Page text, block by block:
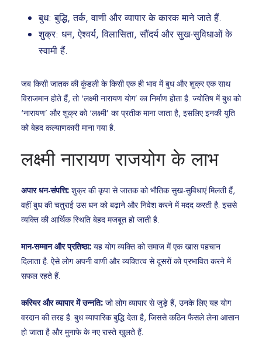
बुध: बुद्धि, तर्क, वाणी और व्यापार के कारक माने जाते हैं.
शुक्र: धन, ऐश्वर्य, विलासिता, सौंदर्य और सुख-सुविधाओं के
स्वामी हैं.
जब किसी जातक की कुंडली के किसी एक ही भाव में बुध और शुक्र एक साथ
विराजमान होते हैं, तो ‘लक्ष्मी नारायण योग’ का निर्माण होता है. ज्योतिष में बुध को
‘नारायण’ और शुक्र को ‘लक्ष्मी’ का प्रतीक माना जाता है, इसलिए इनकी युति
को बेहद कल्याणकारी माना गया है.
लक्ष्मी नारायण राजयोग के लाभ
अपार धन-संपत्ति: शुक्र की कृपा से जातक को भौतिक सुख-सुविधाएं मिलती हैं,
वहीं बुध की चतुराई उस धन को बढ़ाने और निवेश करने में मदद करती है. इससे
व्यक्ति की आर्थिक स्थिति बेहद मजबूत हो जाती है.
मान-सम्मान और प्रतिष्ठा: यह योग व्यक्ति को समाज में एक खास पहचान
दिलाता है. ऐसे लोग अपनी वाणी और व्यक्तित्व से दूसरों को प्रभावित करने में
सफल रहते हैं.
करियर और व्यापार में उन्नति: जो लोग व्यापार से जुड़े हैं, उनके लिए यह योग
वरदान की तरह है. बुध व्यापारिक बुद्धि देता है, जिससे कठिन फैसले लेना आसान
हो जाता है और मुनाफे के नए रास्ते खुलते हैं.